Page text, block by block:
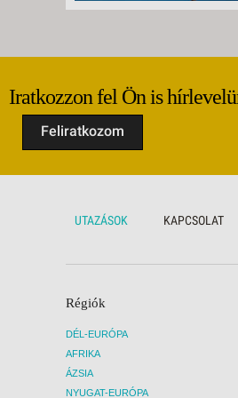
Iratkozzon fel Ön is
Feliratkozom
UTAZÁSOK KAPCSOLAT
Régiók
DÉL-EURÓPA
AFRIKA
ÁZSIA
NYUGAT-EURÓPA